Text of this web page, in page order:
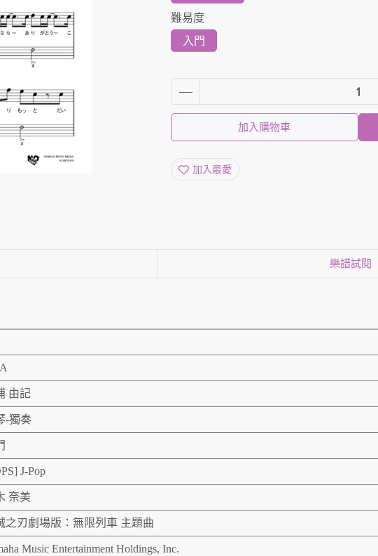
難易度
入門
加入購物車
加入最愛
樂譜試閱
由記
-獨奏
J-Pop
奈美
之刃劇場版：無限列車 主題曲
Music Entertainment Holdings, Inc.